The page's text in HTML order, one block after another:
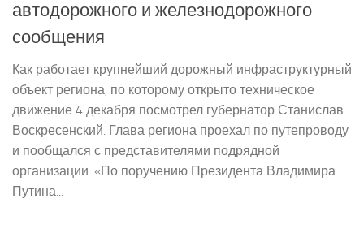
автодорожного и железнодорожного
сообщения
Как работает крупнейший дорожный инфраструктурный
объект региона, по которому открыто техническое
движение 4 декабря посмотрел губернатор Станислав
Воскресенский. Глава региона проехал по путепроводу
и пообщался с представителями подрядной
организации. «По поручению Президента Владимира
Путина...